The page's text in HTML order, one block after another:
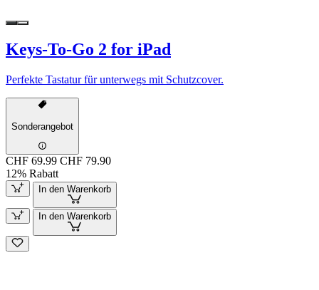
Keys-To-Go 2 for iPad
Perfekte Tastatur für unterwegs mit Schutzcover.
Sonderangebot
CHF 69.99 CHF 79.90
12% Rabatt
In den Warenkorb
In den Warenkorb